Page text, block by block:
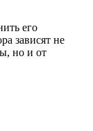
его
зависят не
но и от